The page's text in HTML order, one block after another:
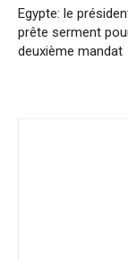
Egypte: le
prête serment
deuxième mandat